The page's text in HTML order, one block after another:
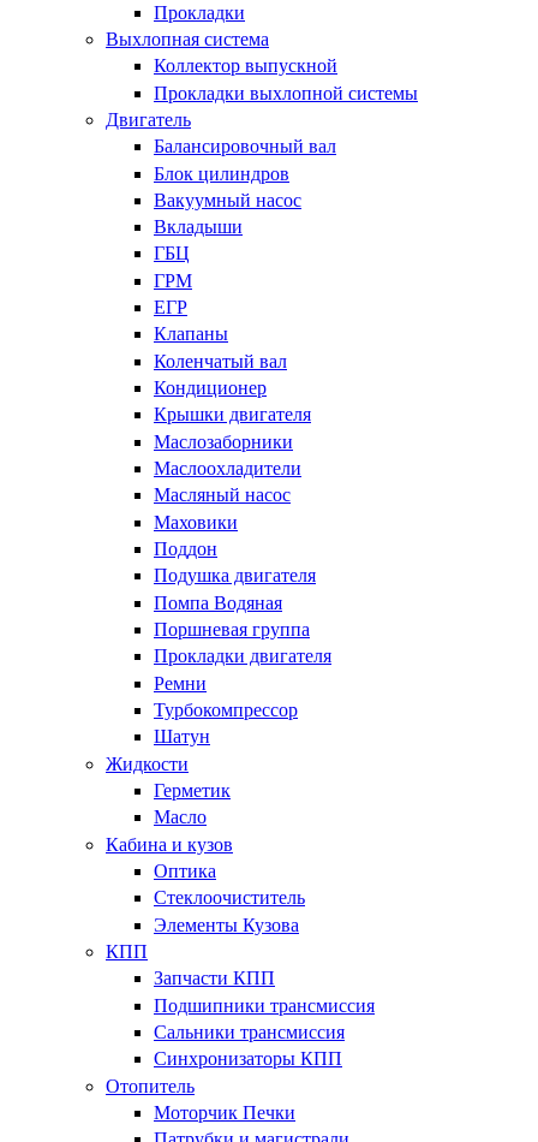
Прокладки
Выхлопная система
Коллектор выпускной
Прокладки выхлопной системы
Двигатель
Балансировочный вал
Блок цилиндров
Вакуумный насос
Вкладыши
ГБЦ
ГРМ
ЕГР
Клапаны
Коленчатый вал
Кондиционер
Крышки двигателя
Маслозаборники
Маслоохладители
Масляный насос
Маховики
Поддон
Подушка двигателя
Помпа Водяная
Поршневая группа
Прокладки двигателя
Ремни
Турбокомпрессор
Шатун
Жидкости
Герметик
Масло
Кабина и кузов
Оптика
Стеклоочиститель
Элементы Кузова
КПП
Запчасти КПП
Подшипники трансмиссия
Сальники трансмиссия
Синхронизаторы КПП
Отопитель
Моторчик Печки